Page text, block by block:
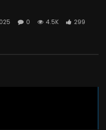
0 4.5K
299